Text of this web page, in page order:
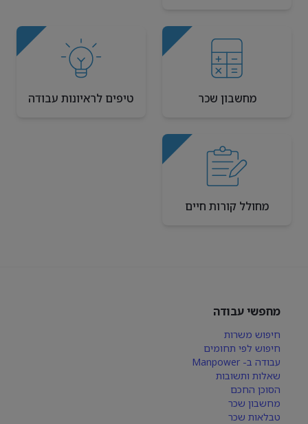
מחשבון שכר טיפים לראיונות עבודה
מחולל קורות חיים
מחפשי עבודה
חיפוש משרות
חיפוש לפי תחומים
עבודה ב- Manpower
שאלות ותשובות
הסוכן החכם
מחשבון שכר
טבלאות שכר